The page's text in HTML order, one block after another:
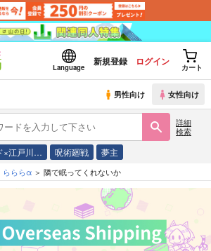
Language
新規登録 ログイン
カート
男性向け 女性向け
詳細
検索
×江戸川… 呪術廻戦 夢主
らららα 隣で眠ってくれないか